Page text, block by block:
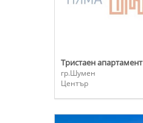
Тристаен апартамент
гр.Шумен
Център